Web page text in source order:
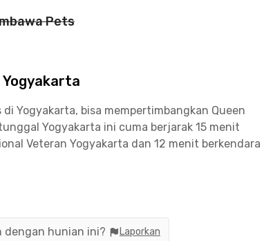
Pets
Yogyakarta, bisa mempertimbangkan Queen
Yogyakarta ini cuma berjarak 15 menit
Veteran Yogyakarta dan 12 menit berkendara
jaraknya sekitar 15 menit, sementara
dengan hunian ini? Laporkan